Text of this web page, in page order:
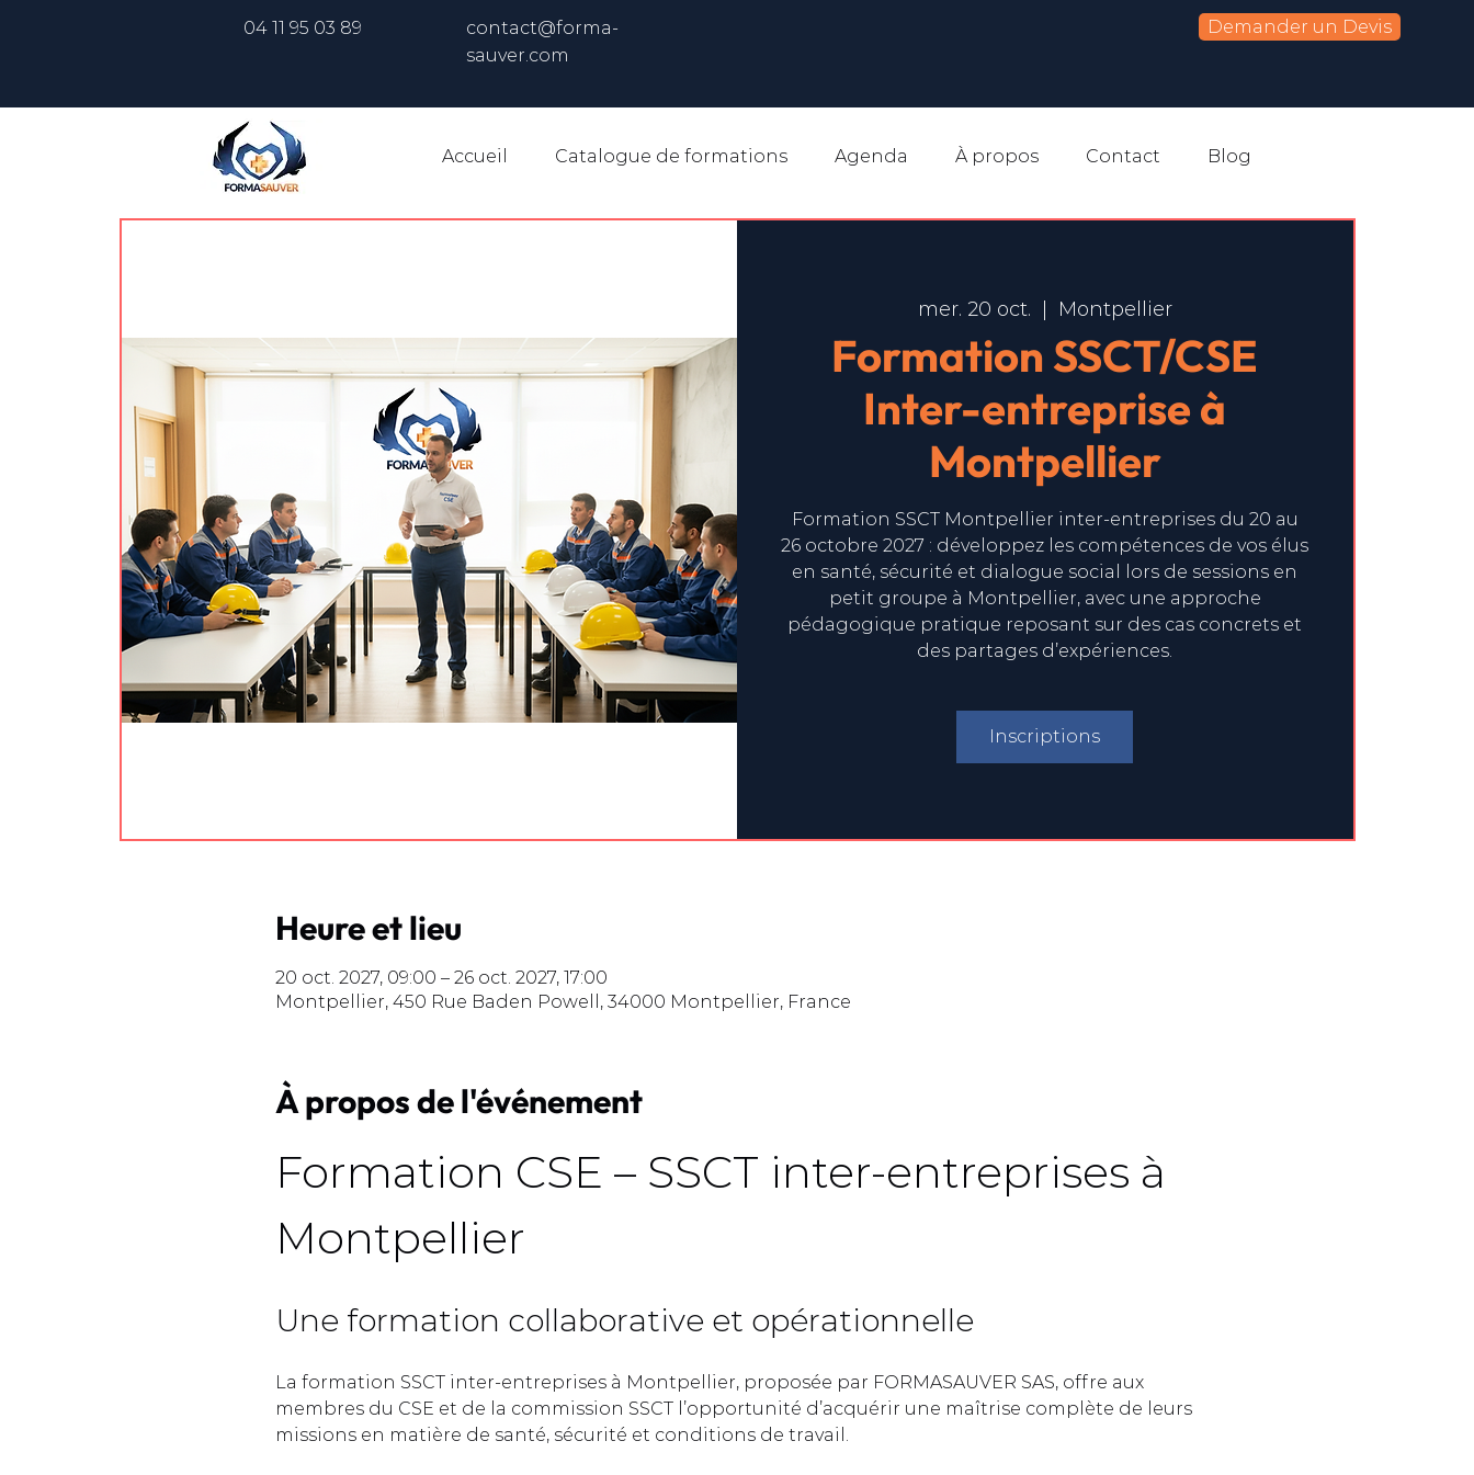
04 11 95 03 89
contact@forma-
sauver.com
Demander un Devis
Accueil Catalogue de formations Agenda À propos Contact Blog
mer. 20 oct. Montpellier
Formation SSCT/CSE
Inter-entreprise à
Montpellier
Formation SSCT Montpellier inter-entreprises du 20 au
26 octobre 2027 : développez les compétences de vos élus
en santé, sécurité et dialogue social lors de sessions en
petit groupe à Montpellier, avec une approche
pédagogique pratique reposant sur des cas concrets et
des partages d’expériences.
Inscriptions
Heure et lieu
20 oct. 2027, 09:00 – 26 oct. 2027, 17:00
Montpellier, 450 Rue Baden Powell, 34000 Montpellier, France
À propos de l'événement
Formation CSE – SSCT inter-entreprises à
Montpellier
Une formation collaborative et opérationnelle
La formation SSCT inter-entreprises à Montpellier, proposée par FORMASAUVER SAS, offre aux
membres du CSE et de la commission SSCT l’opportunité d’acquérir une maîtrise complète de leurs
missions en matière de santé, sécurité et conditions de travail.